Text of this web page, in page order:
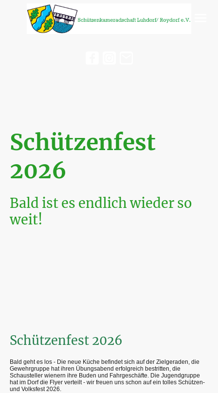
Schützenfest
2026
Bald ist es endlich wieder so
weit!
Schützenfest 2026
Bald geht es los - Die neue Küche befindet sich auf der Zielgeraden, die
Gewehrgruppe hat ihren Übungsabend erfolgreich bestritten, die
Schausteller wienern ihre Buden und Fahrgeschäfte. Die Jugendgruppe
hat im Dorf die Flyer verteilt - wir freuen uns schon auf ein tolles Schützen-
und Volksfest 2026.